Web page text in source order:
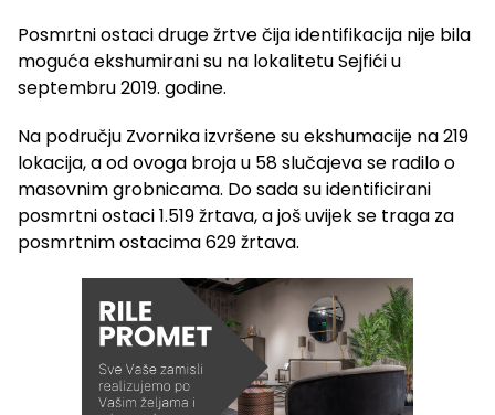
Posmrtni ostaci druge žrtve čija identifikacija nije bila
moguća ekshumirani su na lokalitetu Sejfići u
septembru 2019. godine.
Na području Zvornika izvršene su ekshumacije na 219
lokacija, a od ovoga broja u 58 slučajeva se radilo o
masovnim grobnicama. Do sada su identificirani
posmrtni ostaci 1.519 žrtava, a još uvijek se traga za
posmrtnim ostacima 629 žrtava.